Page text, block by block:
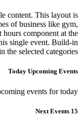
content. This layout is
of business like gym,
component at the
single event. Build-in
the selected categories.
Today Upcoming Events
events for today
15 Next Events